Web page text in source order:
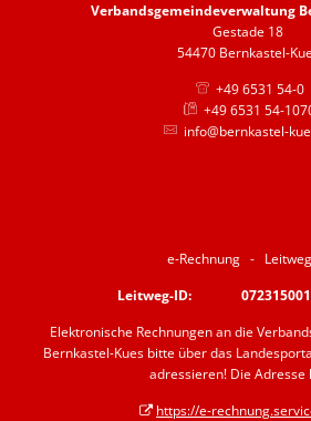
Verbandsgemeindeverwaltung
Gestade 18
54470 Bernkastel-
+49 6531 54-0
+49 6531 54-
info@bernkastel-
e-Rechnung -
Leitweg-ID:
Elektronische Rechnungen an die
Bernkastel-Kues bitte über das
adressieren! Die Adresse
https://e-